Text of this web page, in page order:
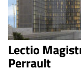
Lectio
Perrault